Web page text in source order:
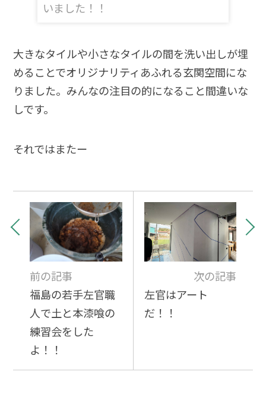
いました！！
大きなタイルや小さなタイルの間を洗い出しが埋
めることでオリジナリティあふれる玄関空間にな
りました。みんなの注目の的になること間違いな
しです。
それではまたー
前の記事
福島の若手左官職
人で土と本漆喰の
練習会をした
よ！！
次の記事
左官はアート
だ！！